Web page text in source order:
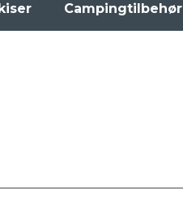
Campingtilbehør